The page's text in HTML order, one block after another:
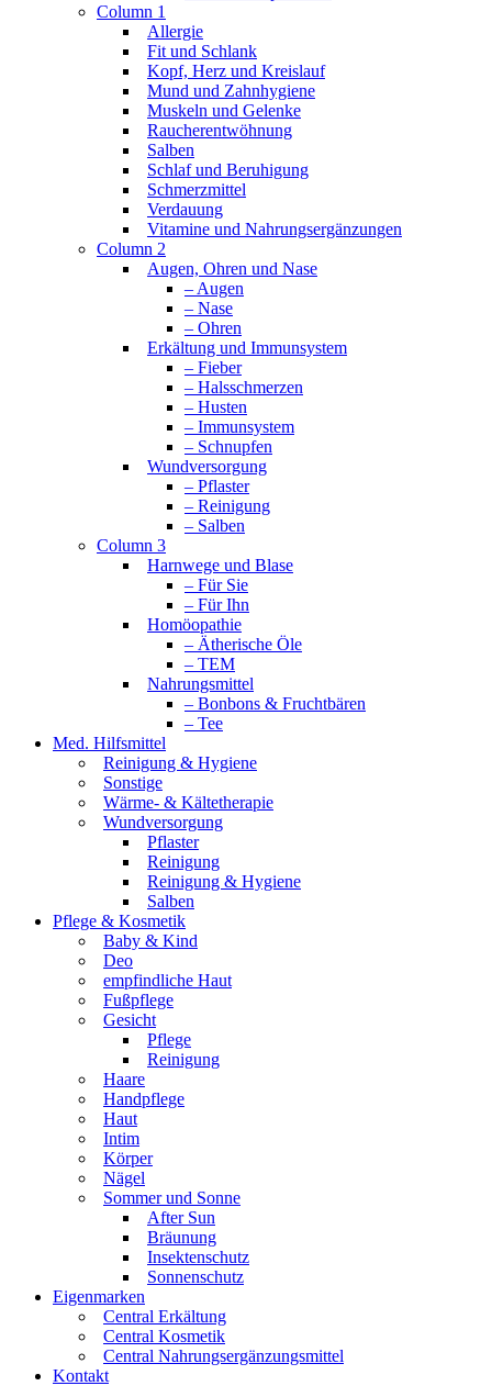
Column 1
Allergie
Fit und Schlank
Kopf, Herz und Kreislauf
Mund und Zahnhygiene
Muskeln und Gelenke
Raucherentwöhnung
Salben
Schlaf und Beruhigung
Schmerzmittel
Verdauung
Vitamine und Nahrungsergänzungen
Column 2
Augen, Ohren und Nase
– Augen
– Nase
– Ohren
Erkältung und Immunsystem
– Fieber
– Halsschmerzen
– Husten
– Immunsystem
– Schnupfen
Wundversorgung
– Pflaster
– Reinigung
– Salben
Column 3
Harnwege und Blase
– Für Sie
– Für Ihn
Homöopathie
– Ätherische Öle
– TEM
Nahrungsmittel
– Bonbons & Fruchtbären
– Tee
Med. Hilfsmittel
Reinigung & Hygiene
Sonstige
Wärme- & Kältetherapie
Wundversorgung
Pflaster
Reinigung
Reinigung & Hygiene
Salben
Pflege & Kosmetik
Baby & Kind
Deo
empfindliche Haut
Fußpflege
Gesicht
Pflege
Reinigung
Haare
Handpflege
Haut
Intim
Körper
Nägel
Sommer und Sonne
After Sun
Bräunung
Insektenschutz
Sonnenschutz
Eigenmarken
Central Erkältung
Central Kosmetik
Central Nahrungsergänzungsmittel
Kontakt